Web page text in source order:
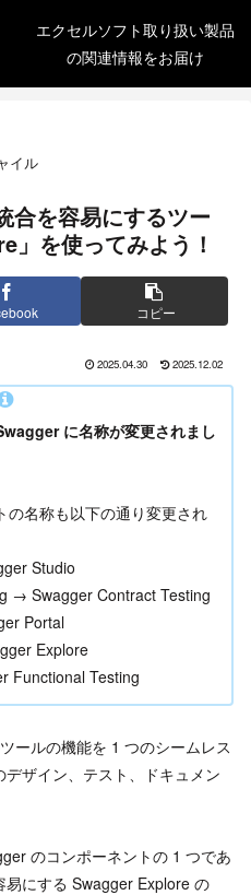
エクセルソフト取り扱い製品
の関連情報をお届け
イル
合を容易にするツー
を使ってみよう！
コピー
2025.04.30 2025.12.02
に名称が変更されまし
の名称も以下の通り変更され
Studio
→ Swagger Contract Testing
Portal
Explore
Functional Testing
ールの機能を 1 つのシームレス
ザイン、テスト、ドキュメン
のコンポーネントの 1 つであ
易にする Swagger Explore の